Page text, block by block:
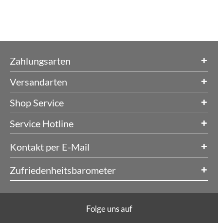
Zahlungsarten
Versandarten
Shop Service
Service Hotline
Kontakt per E-Mail
Zufriedenheitsbarometer
Folge uns auf